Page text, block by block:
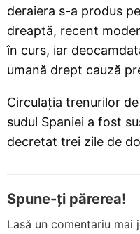
deraiera s-a produs
dreaptă, recent
în curs, iar
umană drept cauză
Circulația trenurilor
sudul Spaniei a fost
decretat trei zile de
Spune-ți părerea!
Lasă un comentariu mai